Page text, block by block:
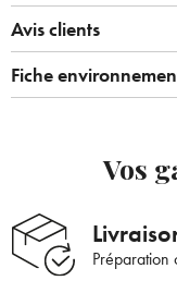
Supprimer
Voulez-vous
Avis clients
Fiche
Vos
Pour être